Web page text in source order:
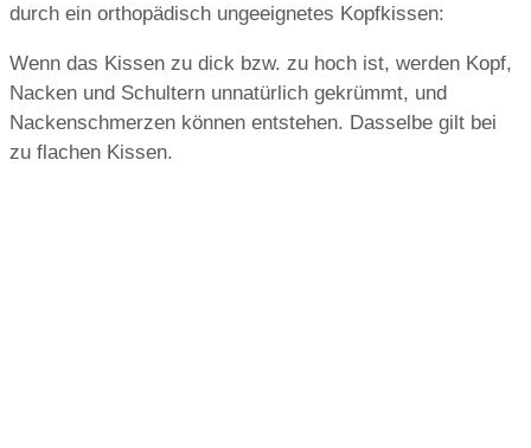
durch ein orthopädisch ungeeignetes Kopfkissen:
Wenn das Kissen zu dick bzw. zu hoch ist, werden Kopf,
Nacken und Schultern unnatürlich gekrümmt, und
Nackenschmerzen können entstehen. Dasselbe gilt bei
zu flachen Kissen.